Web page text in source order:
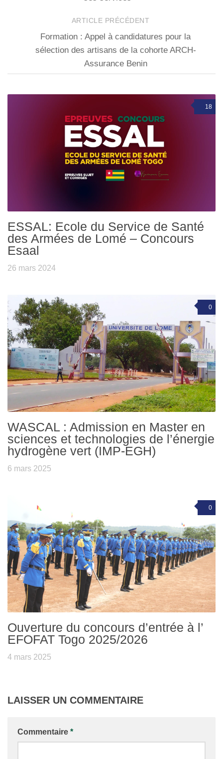
ARTICLE PRÉCÉDENT
Formation : Appel à candidatures pour la
sélection des artisans de la cohorte ARCH-
Assurance Benin
18
ESSAL: Ecole du Service de Santé
des Armées de Lomé – Concours
Esaal
26 mars 2024
0
WASCAL : Admission en Master en
sciences et technologies de l’énergie
hydrogène vert (IMP-EGH)
6 mars 2025
0
Ouverture du concours d’entrée à l’
EFOFAT Togo 2025/2026
4 mars 2025
LAISSER UN COMMENTAIRE
Commentaire *